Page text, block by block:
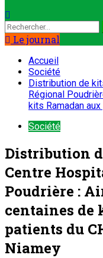
Le journal
Accueil
Société
Distribution de
Régional
kits Ramadan
Société
Distribution
Centre
Poudrière :
centaines de
patients du
Niamey